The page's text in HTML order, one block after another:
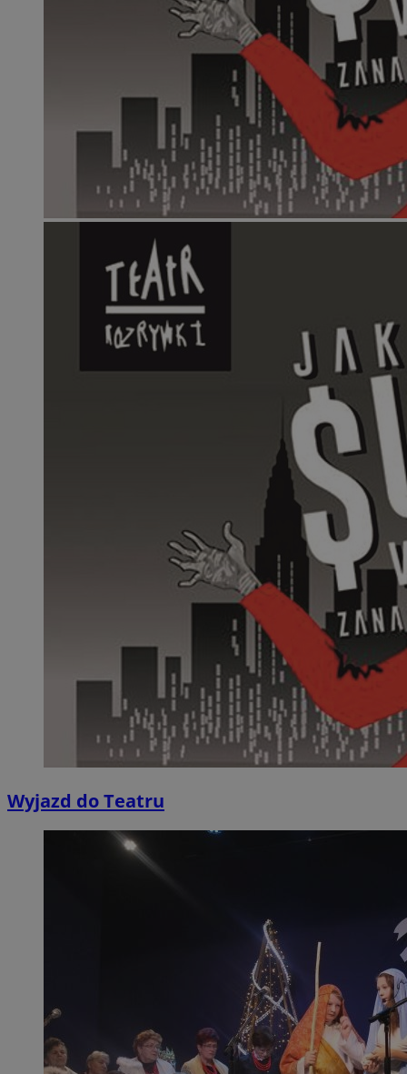
Wyjazd do Teatru